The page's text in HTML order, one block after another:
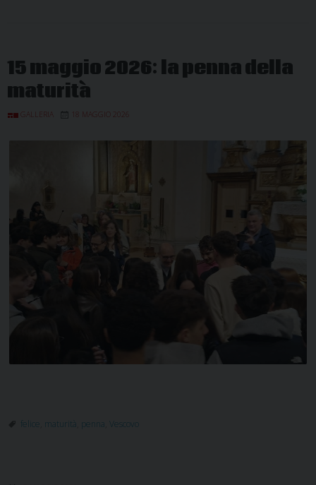
15 maggio 2026: la penna della
maturità
GALLERIA 18 MAGGIO 2026
felice maturità penna Vescovo